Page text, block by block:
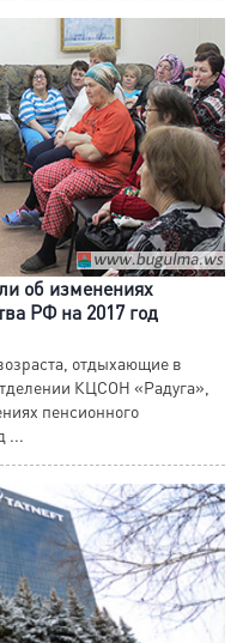
об изменениях
РФ на 2017 год
отдыхающие в
КЦСОН «Радуга»,
пенсионного
...